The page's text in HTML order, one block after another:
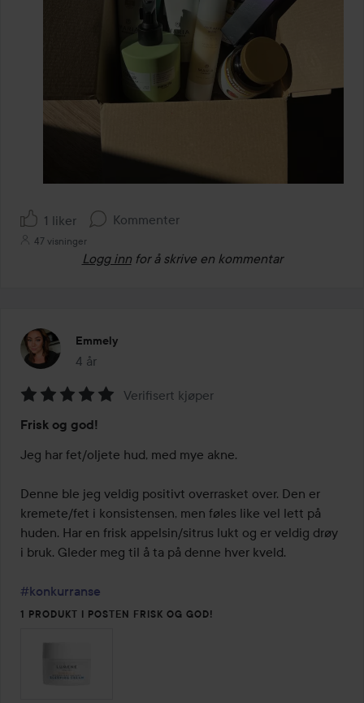
1 liker Kommenter
47 visninger
Logg inn for å skrive en kommentar
Emmely
4 år
Innlegget ble opprettet 4 år
5
av
Verifisert kjøper
Frisk og god!
Jeg har fet/oljete hud, med mye akne.
Denne ble jeg veldig positivt overrasket over. Den er
kremete/fet i konsistensen, men føles like vel lett på
huden. Har en frisk appelsin/sitrus lukt og er veldig drøy
i bruk. Gleder meg til å ta på denne hver kveld.
#konkurranse
1 PRODUKT I POSTEN FRISK OG GOD!